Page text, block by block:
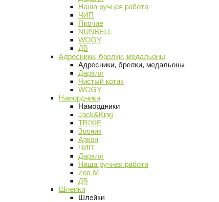
Наша ручная работа
ЧИП
Прочие
NUNBELL
WOGY
ДВ
Адресники, брелки, медальоны
Адресники, брелки, медальоны
Дарэлл
Чистый котик
WOGY
Намордники
Намордники
Jack&King
TRIXIE
Зооник
Аркон
ЧИП
Дарэлл
Наша ручная работа
Zoo-M
ДВ
Шлейки
Шлейки